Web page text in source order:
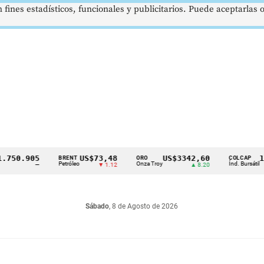
BRENT
Petróleo
US$73,48
▼ 1.12
ORO
Onza Troy
US$3342,60 COLCAP
Índ. Bursátil
Sábado, 8 de Agosto de 2026
estadísticos, funcionales y publicitarios. Puede aceptarlas